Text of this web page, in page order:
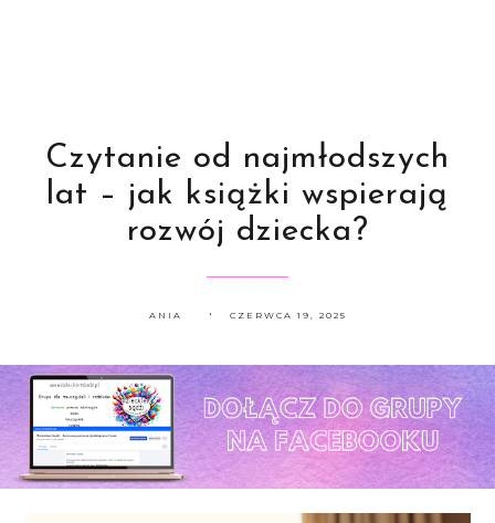
Czytanie od najmłodszych
lat – jak książki wspierają
rozwój dziecka?
ANIA CZERWCA 19, 2025